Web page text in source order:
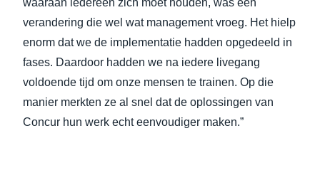
waaraan iedereen zich moet houden, was een
verandering die wel wat management vroeg. Het hielp
enorm dat we de implementatie hadden opgedeeld in
fases. Daardoor hadden we na iedere livegang
voldoende tijd om onze mensen te trainen. Op die
manier merkten ze al snel dat de oplossingen van
Concur hun werk echt eenvoudiger maken.”